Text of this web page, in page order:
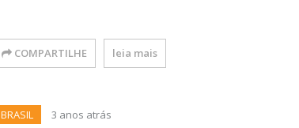
COMPARTILHE leia mais
BRASIL 3 anos atrás